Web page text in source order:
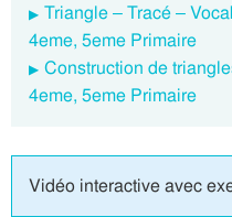
Triangle – Tracé –
4eme, 5eme Primaire
Construction de
4eme, 5eme Primaire
Vidéo interactive avec